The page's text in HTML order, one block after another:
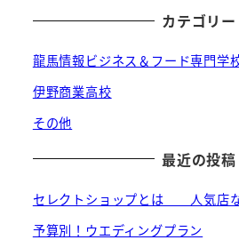
カテゴリー
龍馬情報ビジネス＆フード専門学
伊野商業高校
その他
最近の投稿
セレクトショップとは 人気店
予算別！ウエディングプラン